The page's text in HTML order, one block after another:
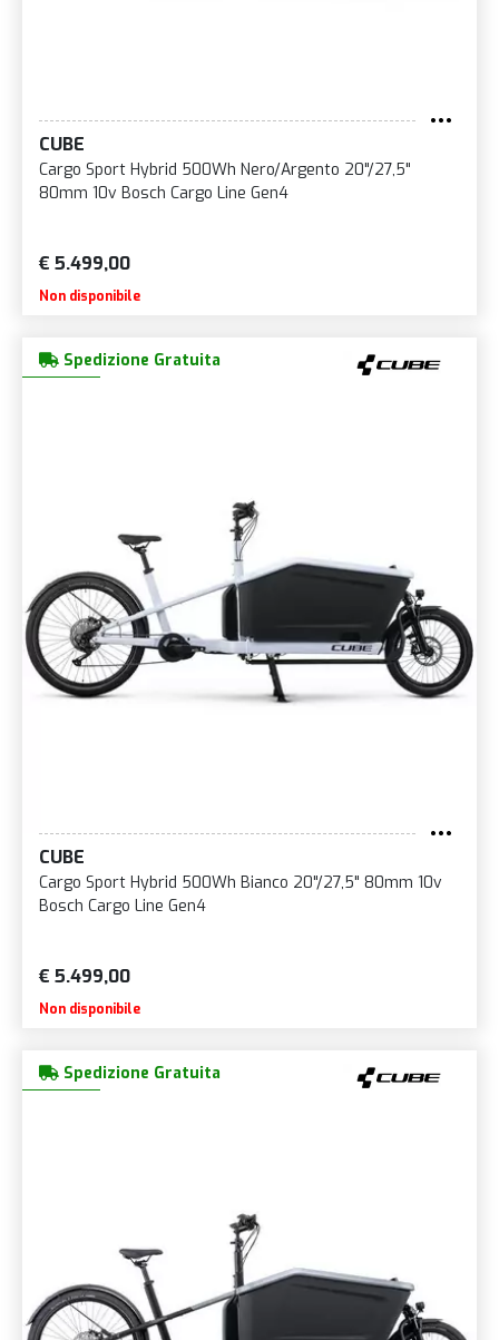
CUBE
Cargo Sport Hybrid 500Wh Nero/Argento 20"/27,5"
80mm 10v Bosch Cargo Line Gen4
€ 5.499,00
Non disponibile
Spedizione Gratuita
CUBE
Cargo Sport Hybrid 500Wh Bianco 20"/27,5" 80mm 10v
Bosch Cargo Line Gen4
€ 5.499,00
Non disponibile
Spedizione Gratuita